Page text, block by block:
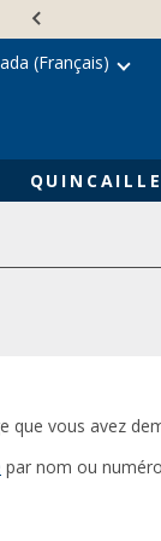
(Français)
que vous avez
par nom ou